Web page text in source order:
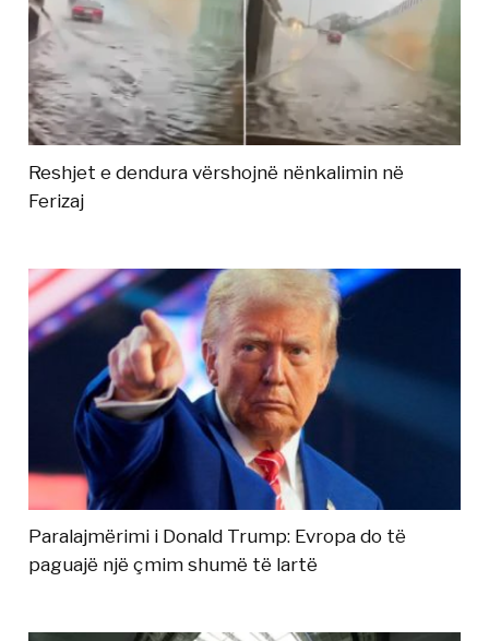
Reshjet e dendura vërshojnë nënkalimin në
Ferizaj
Paralajmërimi i Donald Trump: Evropa do të
paguajë një çmim shumë të lartë